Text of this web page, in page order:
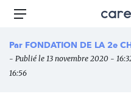
Aller
principal
média
des
Menu
Par FONDATION DE LA 2e
- Publié le 13 novembre 2020 -
16:56